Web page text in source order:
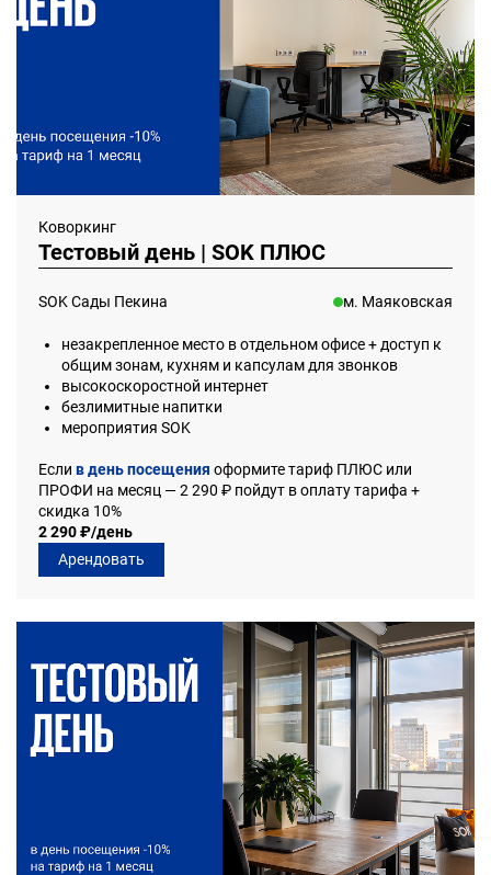
Коворкинг
Тестовый день | SOK ПЛЮС
SOK Сады Пекина м. Маяковская
незакрепленное место в отдельном офисе + доступ к
общим зонам, кухням и капсулам для звонков
высокоскоростной интернет
безлимитные напитки
мероприятия SOK
Если в день посещения оформите тариф ПЛЮС или
ПРОФИ на месяц — 2 290 ₽ пойдут в оплату тарифа +
скидка 10%
2 290 ₽/день
Арендовать